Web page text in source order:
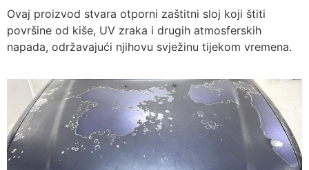
Ovaj proizvod stvara otporni zaštitni sloj koji štiti
površine od kiše, UV zraka i drugih atmosferskih
napada, održavajući njihovu svježinu tijekom vremena.